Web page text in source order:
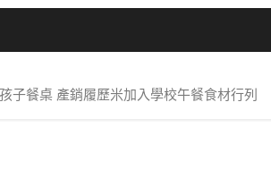
子餐桌 產銷履歷米加入學校午餐食材行列